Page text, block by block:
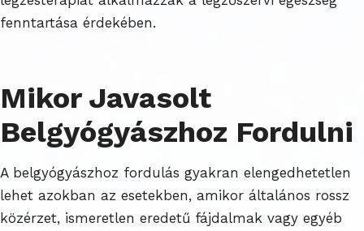
fenntartása érdekében.
Mikor Javasolt
Belgyógyászhoz Fordulni
A belgyógyászhoz fordulás gyakran elengedhetetlen
lehet azokban az esetekben, amikor általános rossz
közérzet, ismeretlen eredetű fájdalmak vagy egyéb